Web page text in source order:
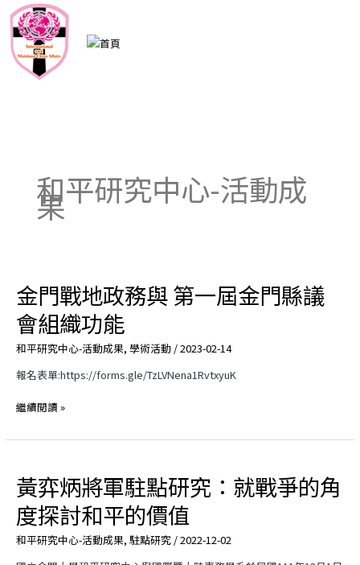
和平研究中心-活動成
果
金門戰地政務與 第一屆金門縣議
會組織功能
和平研究中心-活動成果, 學術活動/2023-02-14
報名表單:https://forms.gle/TzLVNena1RvtxyuK
金
門
戰
地
政
務
第
屆
門
縣
議
會
組
織
繼續閱讀 »
黃弈炳將軍駐點研究：就戰爭的角
度探討和平的價值
和平研究中心-活動成果, 駐點研究/2022-12-02
黃
弈
炳
將
軍